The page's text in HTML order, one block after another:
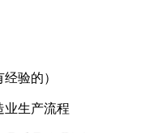
验的）
业生产流程